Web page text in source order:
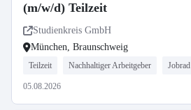
(m/w/d) Teilzeit
Studienkreis GmbH
München, Braunschweig
Teilzeit Nachhaltiger Arbeitgeber Jobrad
05.08.2026